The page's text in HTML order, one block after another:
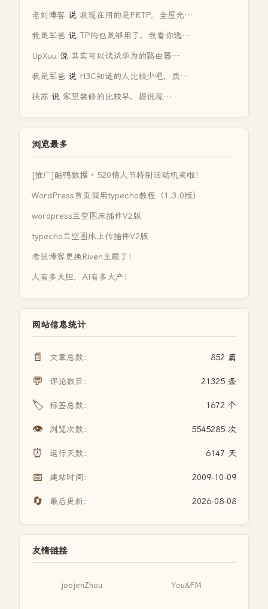
老刘博客 说 我现在用的是FRTP，全屋光…
我是军爸 说 TP的也是够用了，我看你选…
UpXuu 说 其实可以试试华为的路由器…
我是军爸 说 H3C知道的人比较少吧，质…
扶苏 说 家里装修的比较早，据说现…
浏览最多
[推广]酷鸭数据 · 520情人节特别活动机来啦！
WordPress首页调用typecho教程（1.3.0版）
wordpress兰空图床插件V2版
typecho兰空图床上传插件V2版
老张博客更换Riven主题了！
人有多大胆，AI有多大产！
网站信息统计
📄 文章总数： 852 篇
💬 评论数目： 21325 条
🏷️ 标签总数： 1672 个
👁️ 浏览次数： 5545285 次
⏰ 运行天数： 6147 天
📅 建站时间： 2009-10-09
🔄 最后更新： 2026-08-08
友情链接
joojenZhou You&FM